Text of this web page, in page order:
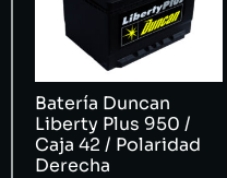
Batería Duncan
Liberty Plus 950 /
Caja 42 / Polaridad
Derecha